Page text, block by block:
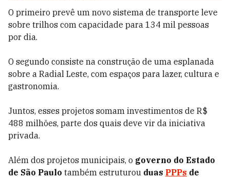
O primeiro prevê um novo sistema de transporte leve
sobre trilhos com capacidade para 134 mil pessoas
por dia.
O segundo consiste na construção de uma esplanada
sobre a Radial Leste, com espaços para lazer, cultura e
gastronomia.
Juntos, esses projetos somam investimentos de R$
488 milhões, parte dos quais deve vir da iniciativa
privada.
Além dos projetos municipais, o governo do Estado
de São Paulo também estruturou duas PPPs de